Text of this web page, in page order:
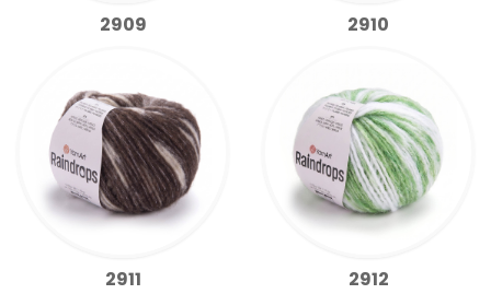
2909 2910
2911 2912